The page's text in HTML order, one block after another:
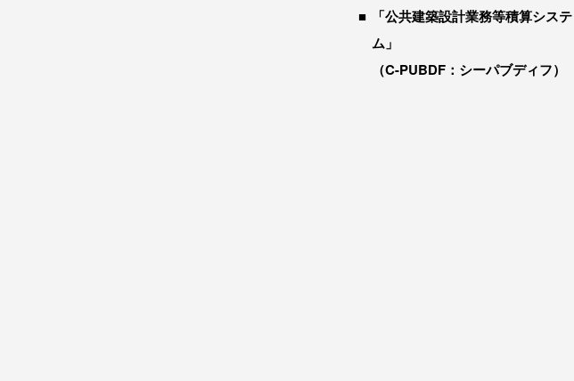
「公共建築設計業務等積算システ
ム」
（C-PUBDF：シーパブディフ）